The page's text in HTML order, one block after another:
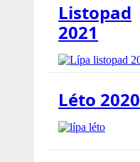
Listopad
2021
Léto 2020